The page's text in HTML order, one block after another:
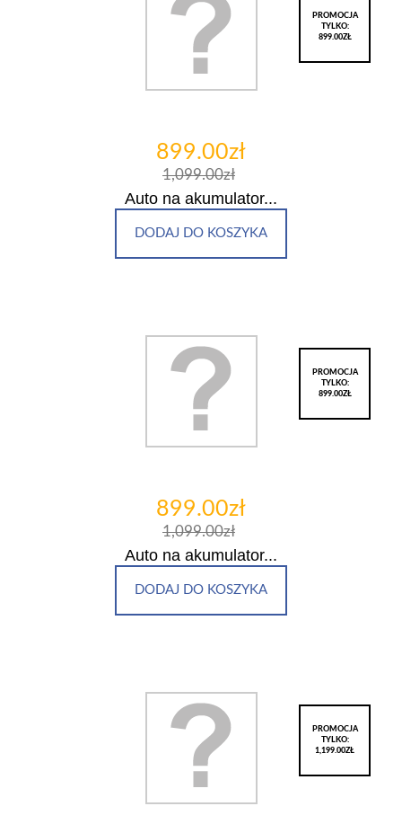
PROMOCJA
TYLKO:
899.00ZŁ
899.00zł
1,099.00zł
Auto na akumulator...
DODAJ DO KOSZYKA
PROMOCJA
TYLKO:
899.00ZŁ
899.00zł
1,099.00zł
Auto na akumulator...
DODAJ DO KOSZYKA
PROMOCJA
TYLKO:
1,199.00ZŁ